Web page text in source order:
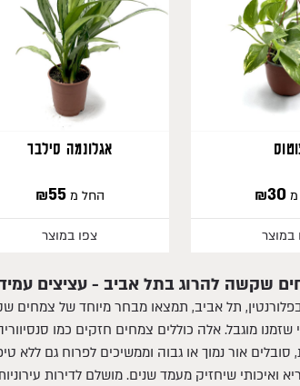
30
₪
במוצר
אגלונמה סילבר
החל מ 55
₪
צפו במוצר
שקשה להרוג בתל אביב - עציצים
תל אביב, תמצאו מבחר מיוחד של צמחים
סובלים אור נמוך או גבוה וממשיכים לפרוח גם ללא
ואיכותי שיחזיק מעמד שנים. מושלם לדירות